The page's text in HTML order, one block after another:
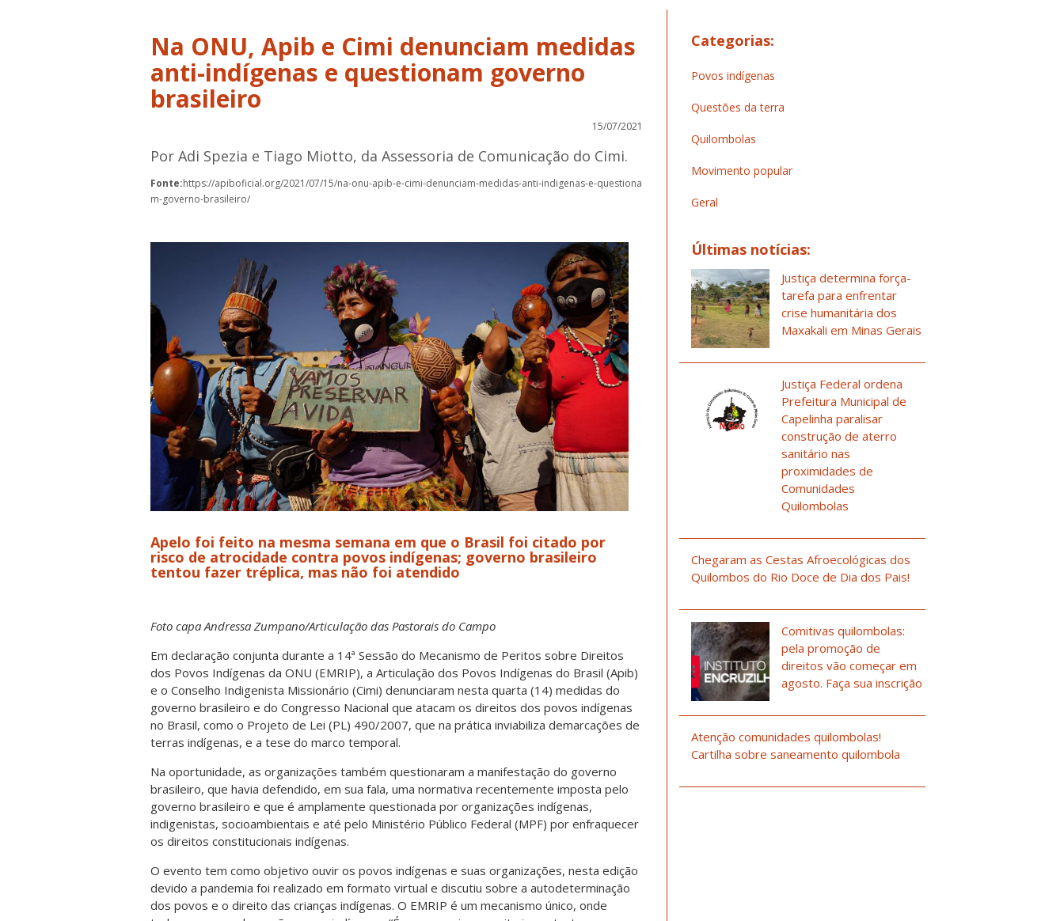
Na ONU, Apib e Cimi denunciam medidas
anti-indígenas e questionam governo
brasileiro
15/07/2021
Por Adi Spezia e Tiago Miotto, da Assessoria de Comunicação do Cimi.
Fonte:https://apiboficial.org/2021/07/15/na-onu-apib-e-cimi-denunciam-medidas-anti-indigenas-e-questiona
m-governo-brasileiro/
Apelo foi feito na mesma semana em que o Brasil foi citado por
risco de atrocidade contra povos indígenas; governo brasileiro
tentou fazer tréplica, mas não foi atendido
Foto capa Andressa Zumpano/Articulação das Pastorais do Campo
Em declaração conjunta durante a 14ª Sessão do Mecanismo de Peritos sobre Direitos
dos Povos Indígenas da ONU (EMRIP), a Articulação dos Povos Indígenas do Brasil (Apib)
e o Conselho Indigenista Missionário (Cimi) denunciaram nesta quarta (14) medidas do
governo brasileiro e do Congresso Nacional que atacam os direitos dos povos indígenas
no Brasil, como o Projeto de Lei (PL) 490/2007, que na prática inviabiliza demarcações de
terras indígenas, e a tese do marco temporal.
Na oportunidade, as organizações também questionaram a manifestação do governo
brasileiro, que havia defendido, em sua fala, uma normativa recentemente imposta pelo
governo brasileiro e que é amplamente questionada por organizações indígenas,
indigenistas, socioambientais e até pelo Ministério Público Federal (MPF) por enfraquecer
os direitos constitucionais indígenas.
O evento tem como objetivo ouvir os povos indígenas e suas organizações, nesta edição
devido a pandemia foi realizado em formato virtual e discutiu sobre a autodeterminação
dos povos e o direito das crianças indígenas. O EMRIP é um mecanismo único, onde
Categorias:
Povos indígenas
Questões da terra
Quilombolas
Movimento popular
Geral
Últimas notícias:
Justiça determina força-
tarefa para enfrentar
crise humanitária dos
Maxakali em Minas Gerais
Justiça Federal ordena
Prefeitura Municipal de
Capelinha paralisar
construção de aterro
sanitário nas
proximidades de
Comunidades
Quilombolas
Chegaram as Cestas Afroecológicas dos
Quilombos do Rio Doce de Dia dos Pais!
Comitivas quilombolas:
pela promoção de
direitos vão começar em
agosto. Faça sua inscrição
Atenção comunidades quilombolas!
Cartilha sobre saneamento quilombola